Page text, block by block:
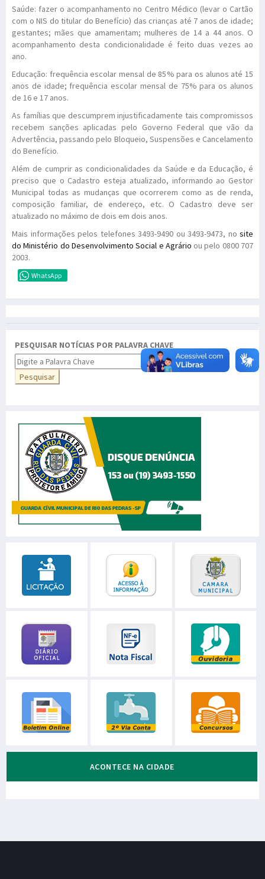
Saúde: fazer o acompanhamento no Centro Médico (levar o Cartão
com o NIS do titular do Benefício) das crianças até 7 anos de idade;
gestantes; mães que amamentam; mulheres de 14 a 44 anos. O
acompanhamento desta condicionalidade é feito duas vezes ao
ano.
Educação: frequência escolar mensal de 85% para os alunos até 15
anos de idade; frequência escolar mensal de 75% para os alunos
de 16 e 17 anos.
As famílias que descumprem injustificadamente tais compromissos
recebem sanções aplicadas pelo Governo Federal que vão da
Advertência, passando pelo Bloqueio, Suspensões e Cancelamento
do Benefício.
Além de cumprir as condicionalidades da Saúde e da Educação, é
preciso que o Cadastro esteja atualizado, informando ao Gestor
Municipal todas as mudanças que ocorrerem como as de renda,
composição familiar, de endereço, etc. O Cadastro deve ser
atualizado no máximo de dois em dois anos.
Mais informações pelos telefones 3493-9490 ou 3493-9473, no site
do Ministério do Desenvolvimento Social e Agrário ou pelo 0800 707
2003.
WhatsApp
PESQUISAR NOTÍCIAS POR PALAVRA CHAVE
ACONTECE NA CIDADE